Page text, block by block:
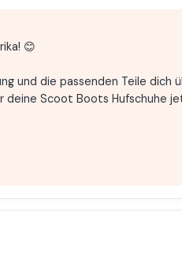
😊
und die passenden Teile dich
deine Scoot Boots Hufschuhe